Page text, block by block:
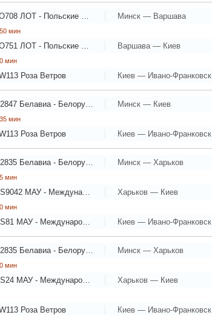
ЛОТ - Польские Авиалинии Минск — Варшава
мин
ЛОТ - Польские Авиалинии Варшава — Киев
мин
Роза Ветров Киев — Ивано-Франковск
Белавиа - Белорусские авиалинии Минск — Киев
мин
Роза Ветров Киев — Ивано-Франковск
Белавиа - Белорусские авиалинии Минск — Харьков
мин
МАУ - Международные Авиалинии Украины Харьков — Киев
мин
МАУ - Международные Авиалинии Украины Киев — Ивано-Франковск
Белавиа - Белорусские авиалинии Минск — Харьков
мин
МАУ - Международные Авиалинии Украины Харьков — Киев
Роза Ветров Киев — Ивано-Франковск